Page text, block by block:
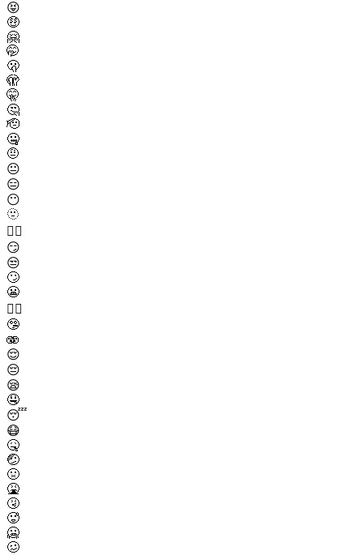
😝
🤑
🤗
🤭
🫢
🫣
🤫
🤔
🫡
🤐
🤨
😐
😑
😶
🫥
😶‍🌫️
😏
😒
🙄
😬
😮‍💨
🤥
🫨
😌
😔
😪
🤤
😴
😷
🤒
🤕
🤢
🤮
🤧
🥵
🥶
🥴